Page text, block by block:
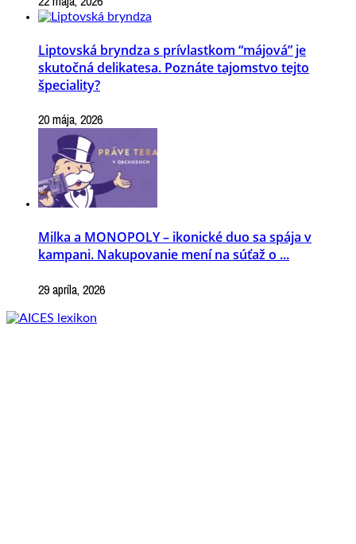
Liptovská bryndza s prívlastkom “májová” je
skutočná delikatesa. Poznáte tajomstvo tejto
špeciality?
20 mája, 2026
Milka a MONOPOLY – ikonické duo sa spája v
kampani. Nakupovanie mení na súťaž o ...
29 apríla, 2026